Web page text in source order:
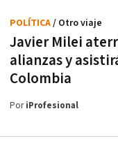
Javier Milei
alianzas y
Colombia
POLÍTICA/ Otro viaje
PoriProfesional